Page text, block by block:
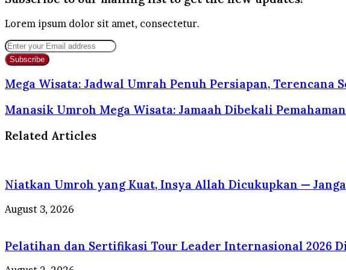
Lorem ipsum dolor sit amet, consectetur.
Enter
your
Email
address
Mega Wisata: Jadwal Umrah Penuh Persiapan, Terencana
Manasik Umroh Mega Wisata: Jamaah Dibekali
Related Articles
Niatkan Umroh yang Kuat, Insya Allah Dicukupkan —
August 3, 2026
Pelatihan dan Sertifikasi Tour Leader Internasional 2026